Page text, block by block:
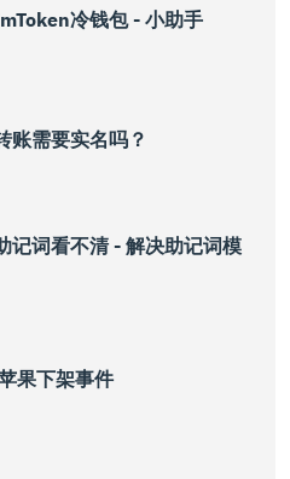
冷钱包 - 小助手
账需要实名吗？
记词看不清 - 解决助记词模
果下架事件